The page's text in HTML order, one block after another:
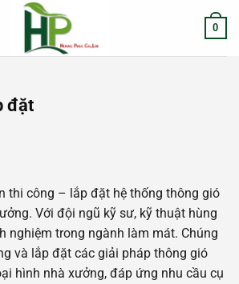
0
đặt
thi công – lắp đặt hệ thống thông gió
Với đội ngũ kỹ sư, kỹ thuật hùng
nghiệm trong ngành làm mát. Chúng
và lắp đặt các giải pháp thông gió
hình nhà xưởng, đáp ứng nhu cầu cụ